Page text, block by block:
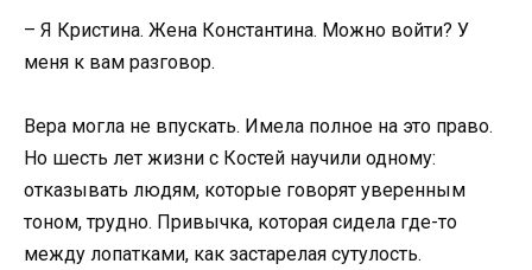
– Я Кристина. Жена Константина. Можно войти? У
меня к вам разговор.
Вера могла не впускать. Имела полное на это право.
Но шесть лет жизни с Костей научили одному:
отказывать людям, которые говорят уверенным
тоном, трудно. Привычка, которая сидела где-то
между лопатками, как застарелая сутулость.